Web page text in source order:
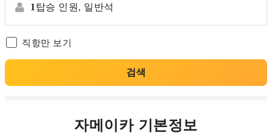
1 탑승 인원, 일반석
직항만 보기
검색
자메이카 기본정보